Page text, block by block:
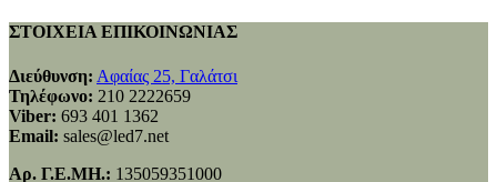
ΣΤΟΙΧΕΙΑ ΕΠΙΚΟΙΝΩΝΙΑΣ
Διεύθυνση: Αφαίας 25, Γαλάτσι
Τηλέφωνο: 210 2222659
Viber: 693 401 1362
Email: sales@led7.net
Αρ. Γ.Ε.ΜΗ.: 135059351000